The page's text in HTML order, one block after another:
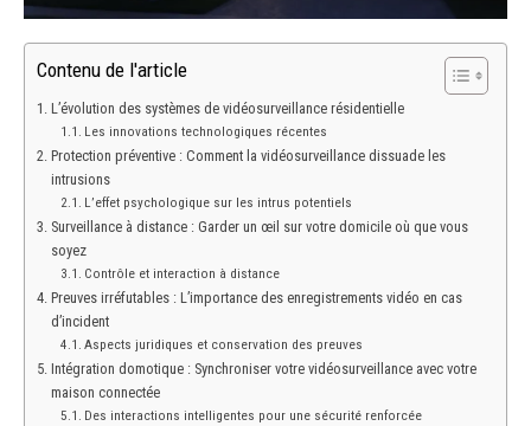
Contenu de l'article
L’évolution des systèmes de vidéosurveillance résidentielle
Les innovations technologiques récentes
Protection préventive : Comment la vidéosurveillance dissuade les
intrusions
L’effet psychologique sur les intrus potentiels
Surveillance à distance : Garder un œil sur votre domicile où que vous
soyez
Contrôle et interaction à distance
Preuves irréfutables : L’importance des enregistrements vidéo en cas
d’incident
Aspects juridiques et conservation des preuves
Intégration domotique : Synchroniser votre vidéosurveillance avec votre
maison connectée
Des interactions intelligentes pour une sécurité renforcée